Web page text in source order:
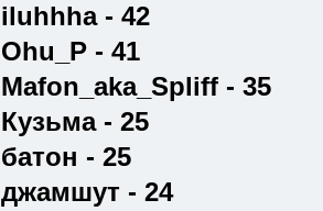
iluhhha - 42
Ohu_P - 41
Mafon_aka_Spliff - 35
Кузьма - 25
батон - 25
джамшут - 24